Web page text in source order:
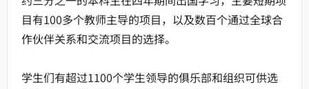
目有100多个教师主导的项目，以及数百个通过全球合
作伙伴关系和交流项目的选择。
学生们有超过1100个学生领导的俱乐部和组织可供选